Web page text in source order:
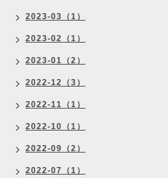
2023-03（1）
2023-02（1）
2023-01（2）
2022-12（3）
2022-11（1）
2022-10（1）
2022-09（2）
2022-07（1）